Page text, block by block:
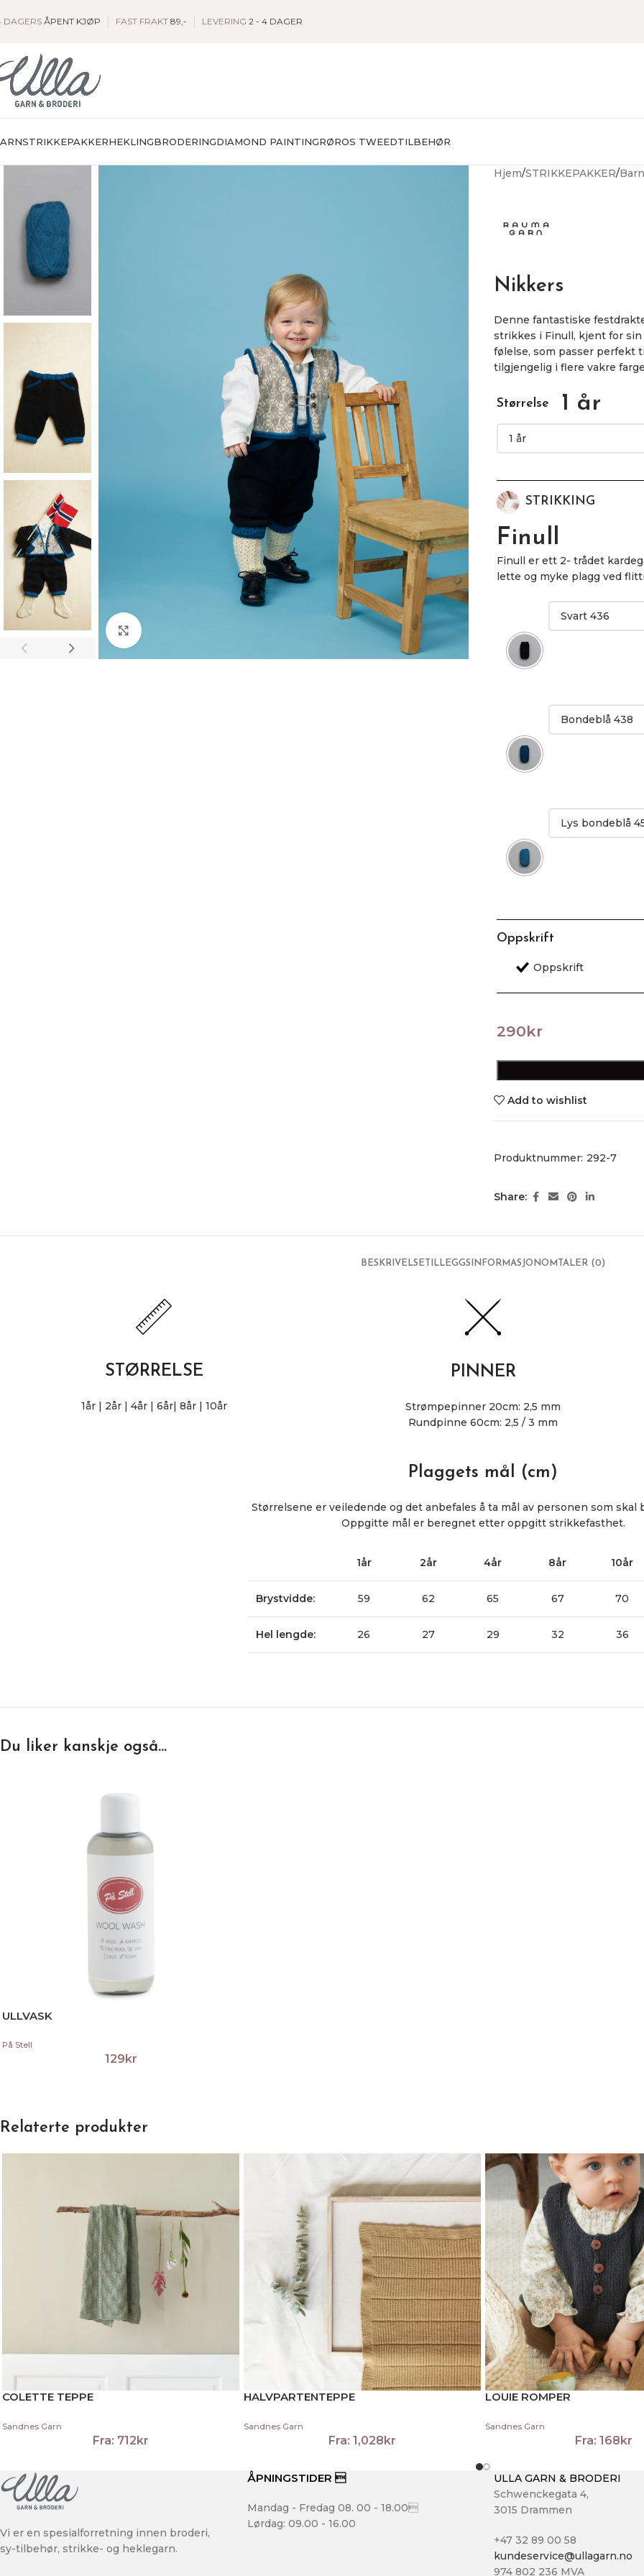
DAGERS ÅPENT KJØP FAST FRAKT 89,- LEVERING 2 - 4 DAGER
STRIKKEPAKKERHEKLINGBRODERINGDIAMOND PAINTINGRØROS TWEEDTILBEHØR
Hjem STRIKKEPAKKER Barn
Nikkers
Denne fantastiske
strikkes i Finull, kjent for
følelse, som passer perfekt
tilgjengelig i flere vakre
Størrelse 1 år
STRIKKING
Finull
Finull er ett 2- trådet
lette og myke plagg ved
Oppskrift
290kr
Add to wishlist
Produktnummer: 292-7
Share:
BESKRIVELSETILLEGGSINFORMASJONOMTALER (0)
STØRRELSE
1år | 2år | 4år | 6år| 8år | 10år
PINNER
Strømpepinner 20cm: 2,5 mm
Rundpinne 60cm: 2,5 / 3 mm
Plaggets mål (cm)
Størrelsene er veiledende og det anbefales å ta mål av personen som skal
Oppgitte mål er beregnet etter oppgitt strikkefasthet.
1år 2år 4år 8år 10år
Brystvidde: 59 62 65 67 70
Hel lengde: 26 27 29 32 36
Du liker kanskje også…
ULLVASK
På Stell
129 kr
Relaterte produkter
COLETTE TEPPE
Sandnes Garn
Fra: 712kr
HALVPARTENTEPPE
Sandnes Garn
Fra: 1,028kr
LOUIE ROMPER
Sandnes Garn
Fra: 168kr
Vi er en spesialforretning innen broderi,
sy-tilbehør, strikke- og heklegarn.
ÅPNINGSTIDER 
Mandag - Fredag 08. 00 - 18.00
Lørdag: 09.00 - 16.00
ULLA GARN & BRODERI
Schwenckegata 4,
3015 Drammen
+47 32 89 00 58
kundeservice@ullagarn.no
974 802 236 MVA